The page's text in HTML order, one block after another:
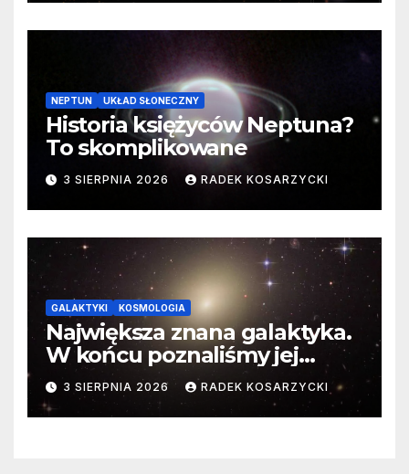
NEPTUN UKŁAD SŁONECZNY
Historia księżyców Neptuna?
To skomplikowane
3 SIERPNIA 2026 RADEK KOSARZYCKI
GALAKTYKI KOSMOLOGIA
Największa znana galaktyka.
W końcu poznaliśmy jej
faktyczne wymiary
3 SIERPNIA 2026 RADEK KOSARZYCKI